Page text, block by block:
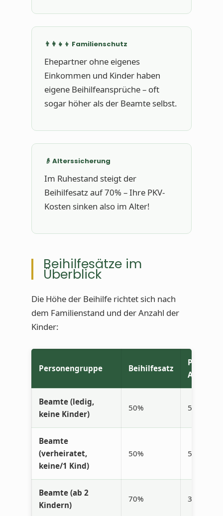
👨👩👧👦 Familienschutz
Ehepartner ohne eigenes
Einkommen und Kinder haben
eigene Beihilfeansprüche – oft
sogar höher als der Beamte selbst.
👴 Alterssicherung
Im Ruhestand steigt der
Beihilfesatz auf 70% – Ihre PKV-
Kosten sinken also im Alter!
Beihilfesätze im
Überblick
Die Höhe der Beihilfe richtet sich nach
dem Familienstand und der Anzahl der
Kinder:
Personengruppe Beihilfesatz
PKV-
Anteil
Beamte (ledig,
keine Kinder)
50% 50%
Beamte
(verheiratet,
keine/1 Kind)
50% 50%
Beamte (ab 2
Kindern)
70% 30%